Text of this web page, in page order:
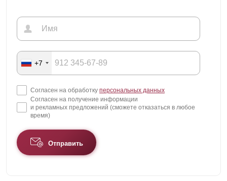
+7
Согласен на обработку персональных данных
Согласен на получение информации
и рекламных предложений (сможете отказаться в любое
время)
Отправить